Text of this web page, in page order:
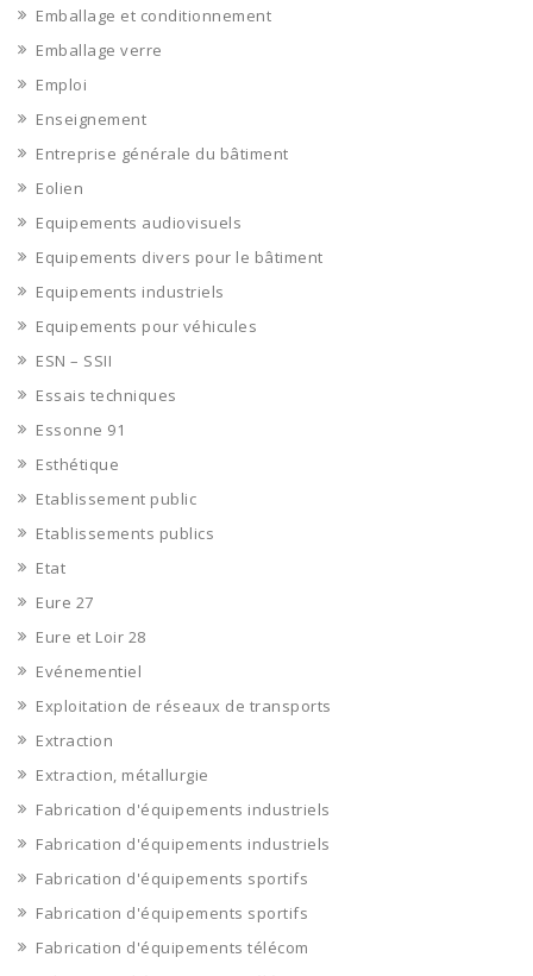
Emballage et conditionnement
Emballage verre
Emploi
Enseignement
Entreprise générale du bâtiment
Eolien
Equipements audiovisuels
Equipements divers pour le bâtiment
Equipements industriels
Equipements pour véhicules
ESN – SSII
Essais techniques
Essonne 91
Esthétique
Etablissement public
Etablissements publics
Etat
Eure 27
Eure et Loir 28
Evénementiel
Exploitation de réseaux de transports
Extraction
Extraction, métallurgie
Fabrication d'équipements industriels
Fabrication d'équipements industriels
Fabrication d'équipements sportifs
Fabrication d'équipements sportifs
Fabrication d'équipements télécom